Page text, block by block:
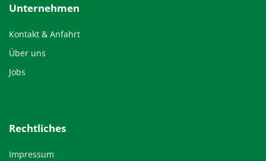
Unternehmen
Kontakt & Anfahrt
Über uns
Jobs
Rechtliches
Impressum